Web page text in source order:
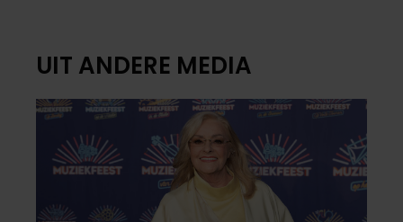
UIT ANDERE MEDIA